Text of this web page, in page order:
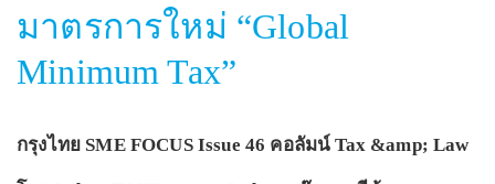
ค้นหาจุดบริการ
FOLLOW USKrungthai SME​
มาตรการใหม่ “Global
Minimum Tax”
กรุงไทย SME FOCUS Issue 46 คอลัมน์ Tax &amp; Law